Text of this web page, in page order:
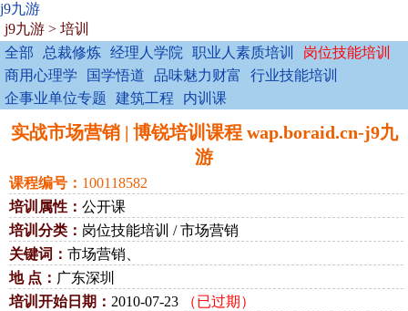
j9九游
j9九游 > 培训
全部
总裁修炼 经理人学院 职业人素质培训
岗位技能培训
商用心理学
国学悟道 品味魅力财富
行业技能培训
企事业单位专题
建筑工程 内训课
实战市场营销 | 博锐培训课程 wap.boraid.cn-j9九
游
课程编号： 100118582
培训属性： 公开课
培训分类： 岗位技能培训 / 市场营销
关键词： 市场营销、
地 点： 广东深圳
培训开始日期： 2010-07-23
（已过期）